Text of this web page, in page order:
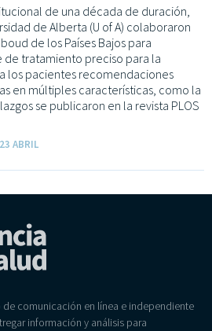
de una década de duración,
de Alberta (U of A) colaboraron
de los Países Bajos para
de tratamiento preciso para la
los pacientes recomendaciones
en múltiples características, como la
se publicaron en la revista PLOS
23 ABRIL
de comunicación en línea e independiente
información y análisis para